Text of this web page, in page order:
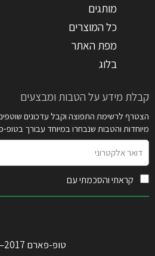
מותגים
כל המוצרים
מפת האתר
בלוג
קבלת מידע על הטבות ומבצעים
הצטרף לרשימת התפוצה וקבל עדכונים
מיוחדות והטבות שנבחרו במיוחד עבורך
אלקטרוני
קראתי והסכמתי עם
טופ-פארם 2017–2025.